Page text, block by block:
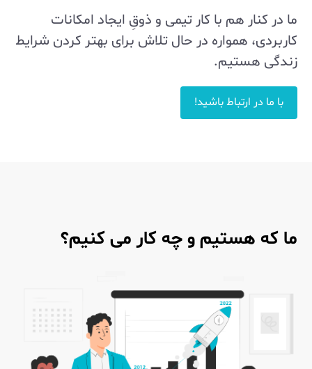
ما در کنار هم با کار تیمی و ذوقِ ایجاد امکانات
کاربردی، همواره در حال تلاش برای بهتر کردن شرایط
زندگی هستیم.
با ما در ارتباط باشید!
ما که هستیم و چه کار می کنیم؟